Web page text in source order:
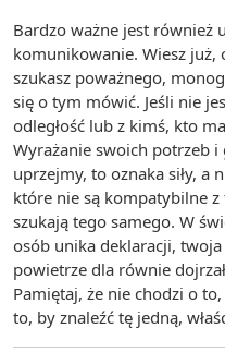
Bardzo ważne jest również
komunikowanie. Wiesz już,
szukasz poważnego,
się o tym mówić. Jeśli nie
odległość lub z kimś, kto
Wyrażanie swoich potrzeb
uprzejmy, to oznaka siły, a
które nie są kompatybilne
szukają tego samego. W
osób unika deklaracji,
powietrze dla równie
Pamiętaj, że nie chodzi o
to, by znaleźć tę jedną,